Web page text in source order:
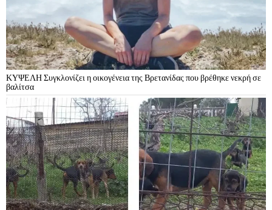
ΚΥΨΕΛΗ Συγκλονίζει η οικογένεια της Βρετανίδας που βρέθηκε νεκρή σε
βαλίτσα